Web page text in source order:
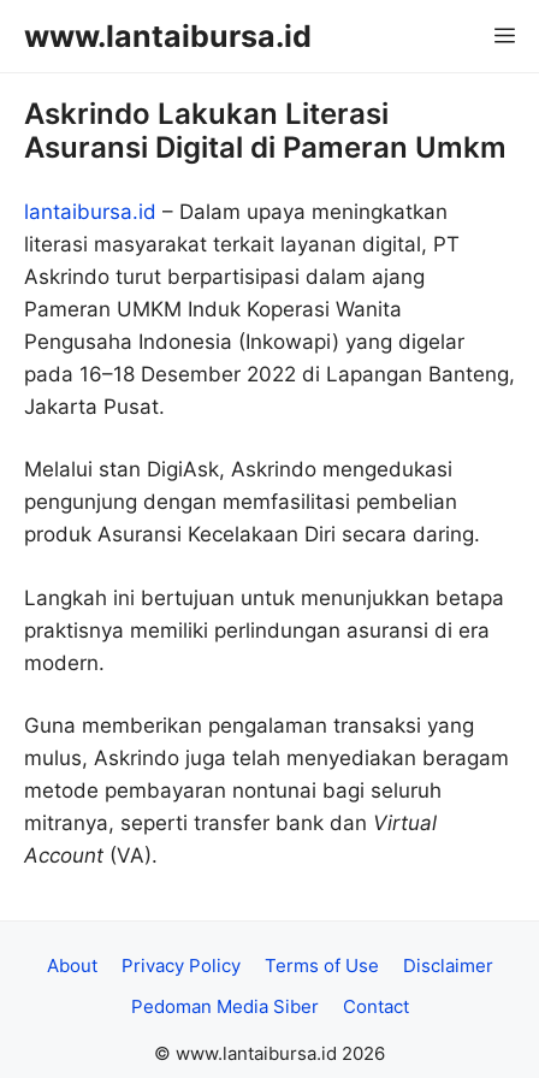
www.lantaibursa.id
Askrindo Lakukan Literasi
Asuransi Digital di Pameran Umkm
lantaibursa.id – Dalam upaya meningkatkan
literasi masyarakat terkait layanan digital, PT
Askrindo turut berpartisipasi dalam ajang
Pameran UMKM Induk Koperasi Wanita
Pengusaha Indonesia (Inkowapi) yang digelar
pada 16–18 Desember 2022 di Lapangan Banteng,
Jakarta Pusat.
Melalui stan DigiAsk, Askrindo mengedukasi
pengunjung dengan memfasilitasi pembelian
produk Asuransi Kecelakaan Diri secara daring.
Langkah ini bertujuan untuk menunjukkan betapa
praktisnya memiliki perlindungan asuransi di era
modern.
Guna memberikan pengalaman transaksi yang
mulus, Askrindo juga telah menyediakan beragam
metode pembayaran nontunai bagi seluruh
mitranya, seperti transfer bank dan Virtual
Account (VA).
About Privacy Policy Terms of Use
Disclaimer
Pedoman Media Siber
Contact
© www.lantaibursa.id 2026